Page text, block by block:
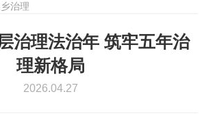
治理
治理法治年 筑牢五年治
理新格局
2026.04.27